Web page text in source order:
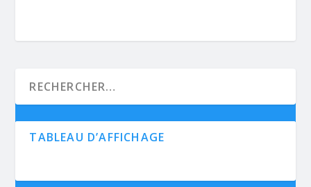
TABLEAU D’AFFICHAGE